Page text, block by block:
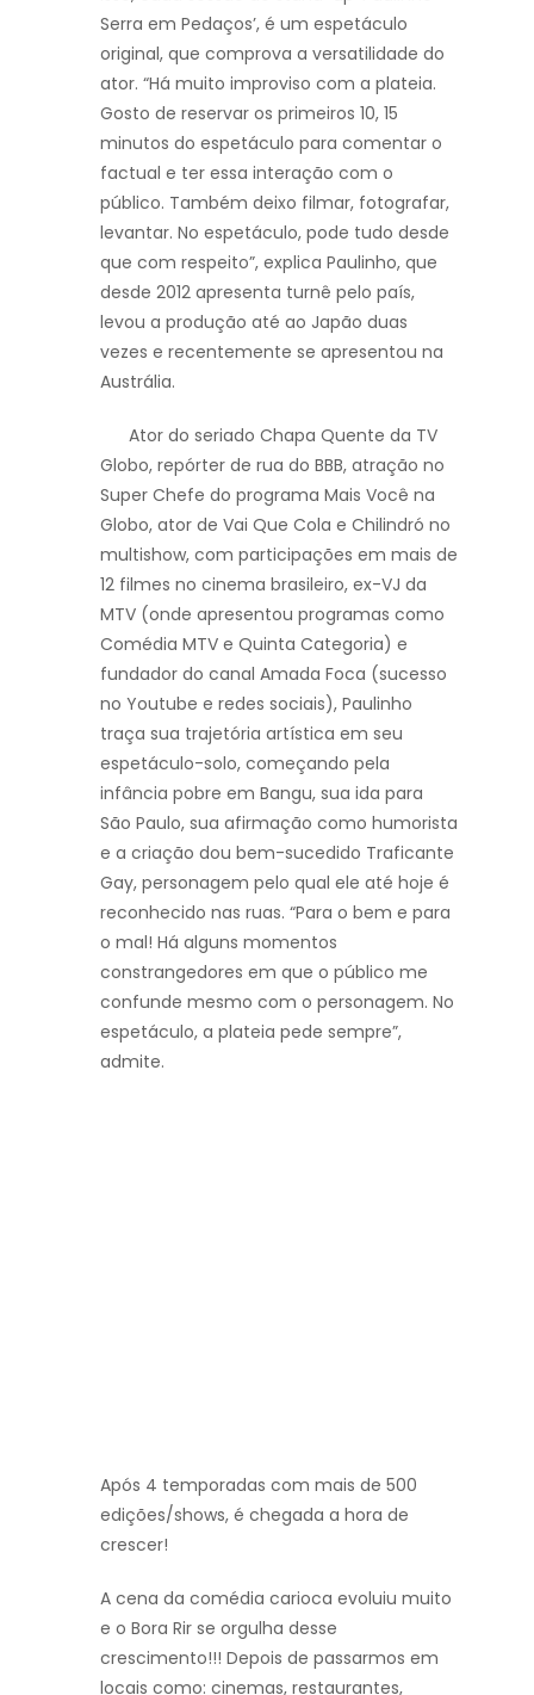
Serra em Pedaços’, é um espetáculo
original, que comprova a versatilidade do
ator. “Há muito improviso com a plateia.
Gosto de reservar os primeiros 10, 15
minutos do espetáculo para comentar o
factual e ter essa interação com o
público. Também deixo filmar, fotografar,
levantar. No espetáculo, pode tudo desde
que com respeito”, explica Paulinho, que
desde 2012 apresenta turnê pelo país,
levou a produção até ao Japão duas
vezes e recentemente se apresentou na
Austrália.
Ator do seriado Chapa Quente da TV
Globo, repórter de rua do BBB, atração no
Super Chefe do programa Mais Você na
Globo, ator de Vai Que Cola e Chilindró no
multishow, com participações em mais de
12 filmes no cinema brasileiro, ex-VJ da
MTV (onde apresentou programas como
Comédia MTV e Quinta Categoria) e
fundador do canal Amada Foca (sucesso
no Youtube e redes sociais), Paulinho
traça sua trajetória artística em seu
espetáculo-solo, começando pela
infância pobre em Bangu, sua ida para
São Paulo, sua afirmação como humorista
e a criação dou bem-sucedido Traficante
Gay, personagem pelo qual ele até hoje é
reconhecido nas ruas. “Para o bem e para
o mal! Há alguns momentos
constrangedores em que o público me
confunde mesmo com o personagem. No
espetáculo, a plateia pede sempre”,
admite.
Após 4 temporadas com mais de 500
edições/shows, é chegada a hora de
crescer!
A cena da comédia carioca evoluiu muito
e o Bora Rir se orgulha desse
crescimento!!! Depois de passarmos em
locais como: cinemas, restaurantes,